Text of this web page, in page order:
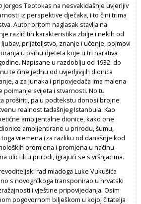
Jorgos Teotokas na nesvakidašnje uvjerljiv
iz perspektive dječaka, i to čini trima
Autor pritom naglasak stavlja na
različitih karakteristika zbilje i nekih od
prijateljstvo, znanje i učenje, pojmovi
u psihu djeteta koje u tri narativa
Napisane u razdoblju od 1932. do
te čine jednu od uvjerljivijih dionica
a za junaka i pripovjedača ima malena
svijeta i stvarnosti. No tu
proširiti, pa u podtekstu donosi brojne
realnost tadašnjeg Istanbula. Kao
ambijentalne dionice, kako one
ambijentirane u prirodu, šumu,
vremena (za razliku od današnje kod
promjena i promjena u načinu
ulici ili u prirodi, igrajući se s vršnjacima.
rad mladoga Luke Vukušića
s novogrčkoga transponirao u hrvatski
i vještine pripovijedanja. Osim
pogovornom bilješkom u kojoj čitatelja